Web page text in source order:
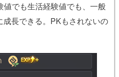
値でも生活経験値でも、一般
長できる。PKもされないの